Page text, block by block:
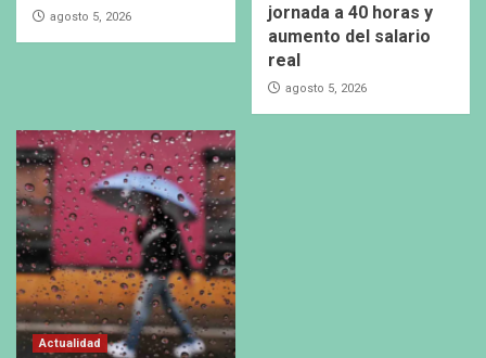
agosto 5, 2026
jornada a 40 horas y
aumento del salario
real
agosto 5, 2026
Actualidad